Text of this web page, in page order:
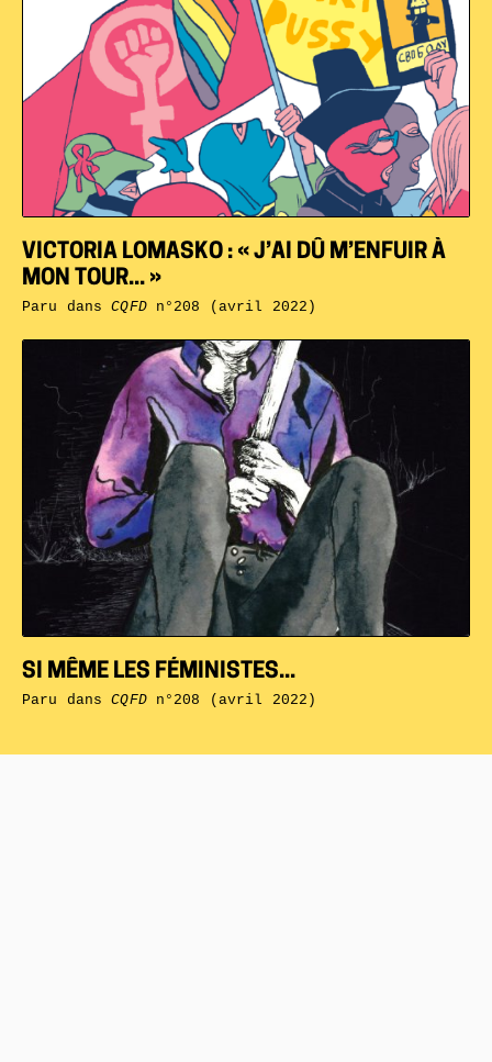
SI MÊME LES FÉMINISTES...
Paru dansCQFDn°208 (avril 2022)
VICTORIA LOMASKO : « J’AI DÛ M’ENFUIR À
MON TOUR... »
Paru dansCQFDn°208 (avril 2022)